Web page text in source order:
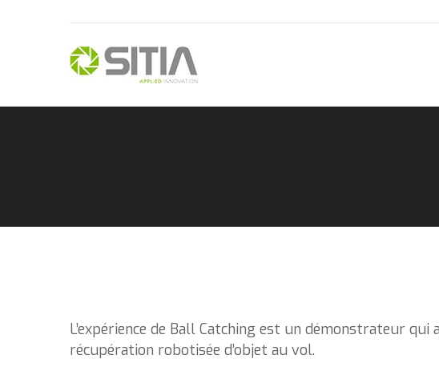
L’expérience de Ball Catching est un démonstrateur
récupération robotisée d’objet au vol.